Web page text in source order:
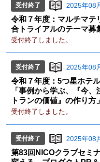
受付終了 2025年08
令和７年度：マルチマテ
合トライアルのテーマ募
受付終了しました。
受付終了 2025年08
令和７年度：5つ星ホテ
「事例から学ぶ、『今
トランの価値』の作り方
受付終了しました。
受付終了 2025年08
第83回NICOクラブセミ